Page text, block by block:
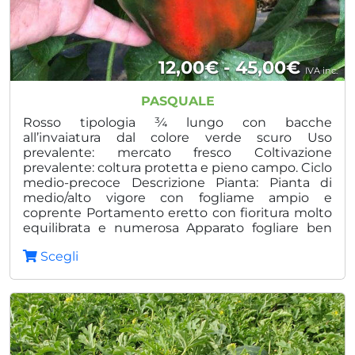
12,00€ - 45,00€
da
a
IVA inc.
PASQUALE
Rosso tipologia ¾ lungo con bacche
all’invaiatura dal colore verde scuro Uso
prevalente: mercato fresco Coltivazione
prevalente: coltura protetta e pieno campo. Ciclo
medio-precoce Descrizione Pianta: Pianta di
medio/alto vigore con fogliame ampio e
coprente Portamento eretto con fioritura molto
equilibrata e numerosa Apparato fogliare ben
Frutto: Forma rettangolare 15-18cm Colore rosso
della bacca Bacca croccante dal gusto dolce
Rosso mattone al viraggio ed rosso intenso
acceso a maturazione Tollerante TSWV, Tobamo
Po Vantaggi: Ottimo spessore della polpa Data
Scegli